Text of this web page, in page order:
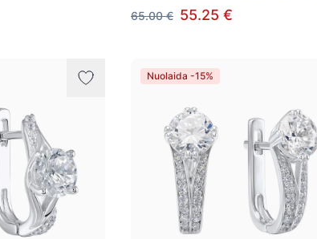
65.00 € 55.25 €
Nuolaida -15%